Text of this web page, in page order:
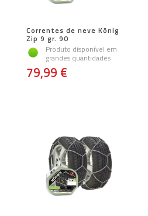
Correntes de neve König
Zip 9 gr. 90
Produto disponível em
grandes quantidades
79,99 €